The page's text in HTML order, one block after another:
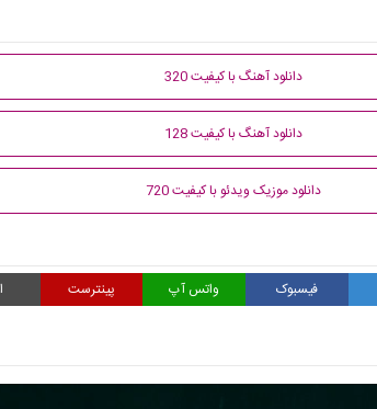
دانلود آهنگ با کیفیت 320
دانلود آهنگ با کیفیت 128
دانلود موزیک ویدئو با کیفیت 720
فیسبوک واتس آپ پینترست